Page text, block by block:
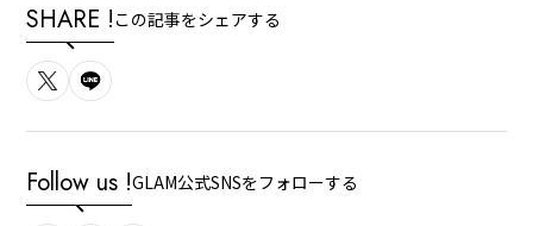
SHARE ! この記事をシェアする
Follow us !GLAM公式SNSをフォローする